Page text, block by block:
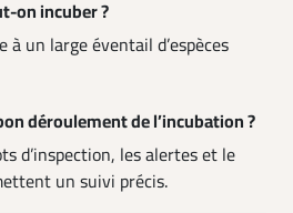
on incuber ?
à un large éventail d’espèces
déroulement de l’incubation ?
d’inspection, les alertes et le
un suivi précis.